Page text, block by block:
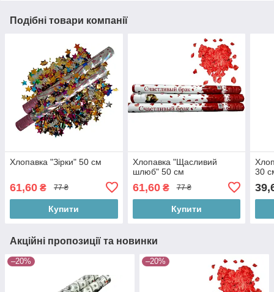
Подібні товари компанії
Хлопавка "Зірки" 50 см
61,60 ₴ 77 ₴
Купити
Хлопавка "Щасливий
шлюб" 50 см
61,60₴ 77 ₴
Купити
30
Акційні пропозиції та новинки
–20% –20%